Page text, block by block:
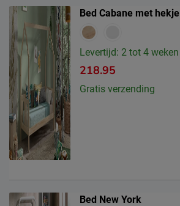
Bed Cabane met hekje
Levertijd: 2 tot 4 weken
218.95
Gratis verzending
Bed New York